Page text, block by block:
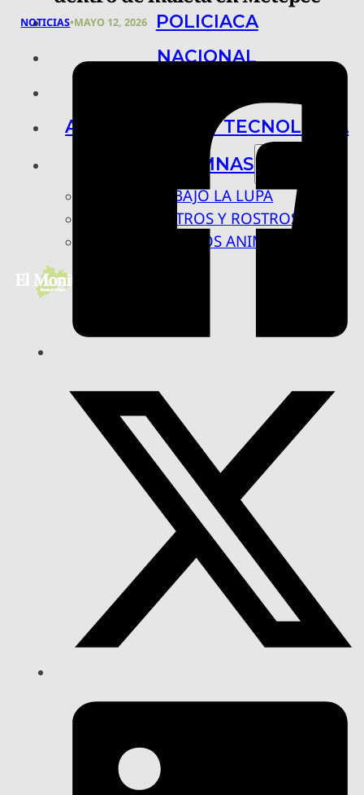
POLICIACA
NACIONAL
ARTE, CIENCIA Y TECNOLOGÍA
COLUMNAS
BAJO LA LUPA
RASTROS Y ROSTROS
VÍNCULOS ANIMALES
NOTICIAS•MAYO 12, 2026